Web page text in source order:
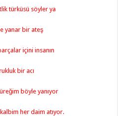
türküsü söyler ya
yanar bir ateş
içini insanın
bir acı
böyle yanıyor
her daim atıyor.